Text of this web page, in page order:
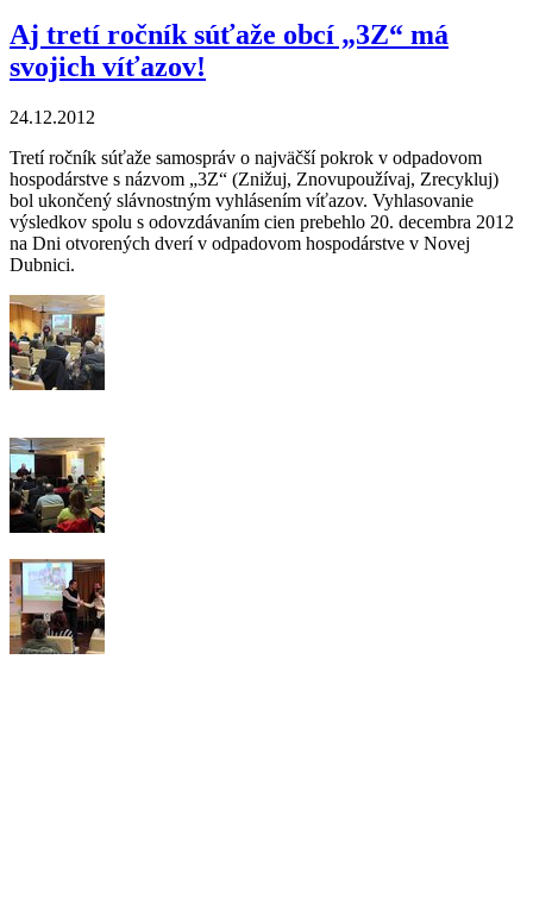
Aj tretí ročník súťaže obcí „3Z“ má
svojich víťazov!
24.12.2012
Tretí ročník súťaže samospráv o najväčší pokrok v odpadovom
hospodárstve s názvom „3Z“ (Znižuj, Znovupoužívaj, Zrecykluj)
bol ukončený slávnostným vyhlásením víťazov. Vyhlasovanie
výsledkov spolu s odovzdávaním cien prebehlo 20. decembra 2012
na Dni otvorených dverí v odpadovom hospodárstve v Novej
Dubnici.